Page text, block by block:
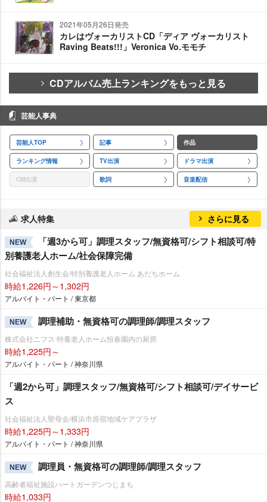
2021年05月26日発売
カレはヴォーカリストCD「ディア ヴォーカリスト
Raving Beats!!!」Veronica Vo.モモチ
CDアルバム売上ランキングをもっと見る
芸能人事典
芸能人TOP 記事 作品
ランキング情報 TV出演 ドラマ出演
CM出演 歌詞 音楽配信
求人特集 さらに見る
NEW
「週3から可」調理スタッフ/無資格可/シフト相談可/特
別養護老人ホーム/社会保障完備
社会福祉法人創生会/特別養護老人ホーム あだちホーム
時給1,226円～1,302円
アルバイト・パート / 東京都
NEW 調理補助・無資格可の調理師/調理スタッフ
株式会社ニフス 特養老人ホーム恒春園内の厨房
時給1,225円～
アルバイト・パート / 神奈川県
「週2から可」調理スタッフ/無資格可/シフト相談可/デイサービ
ス
社会福祉法人聖母会/横浜市原宿地域ケアプラザ
時給1,225円～1,333円
アルバイト・パート / 神奈川県
NEW 調理員・無資格可の調理師/調理スタッフ
高齢者福祉施設ハートガーデンつじまち
時給1,033円